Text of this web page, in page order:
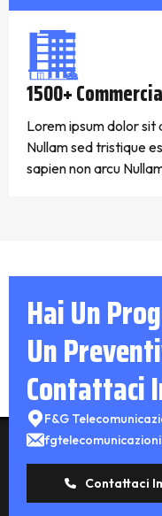
1500+
Lorem ipsum dolor
Nullam sed tristique
sapien non arcu
Hai Un
Un
Contattaci
F&G
Contattaci